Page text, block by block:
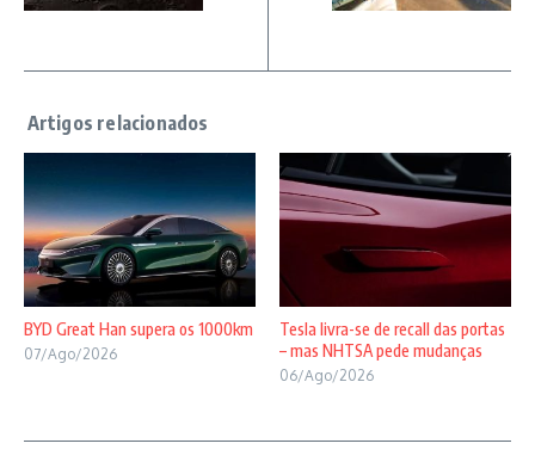
BYD Great Han supera os 1000km
07/Ago/2026
Tesla livra-se de recall das portas
– mas NHTSA pede mudanças
06/Ago/2026